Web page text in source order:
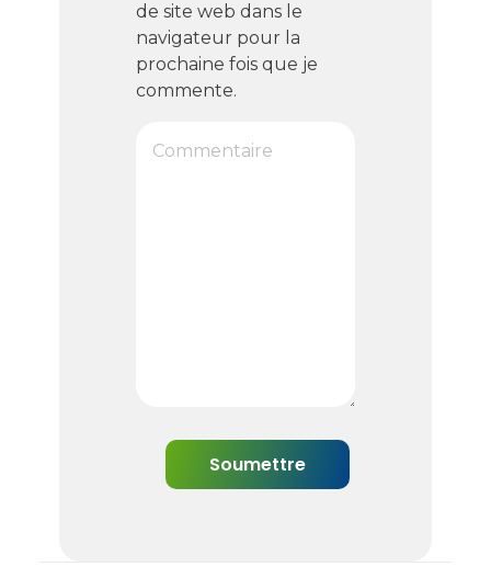
de site web dans le
navigateur pour la
prochaine fois que je
commente.